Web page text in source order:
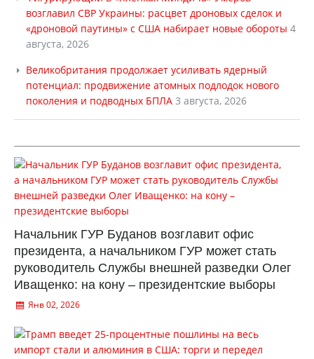
возглавил СВР Украины: расцвет дроновых сделок и
«дроновой паутины» с США набирает новые обороты 4
августа, 2026
Великобритания продолжает усиливать ядерный
потенциал: продвижение атомных подлодок нового
поколения и подводных БПЛА 3 августа, 2026
Начальник ГУР Буданов возглавит офис
президента, а начальником ГУР может стать
руководитель Службы внешней разведки Олег
Иващенко: на кону – президентские выборы
Янв 02, 2026